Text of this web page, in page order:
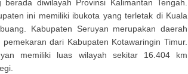
berada diwilayah Provinsi Kalimantan Tengah.
ini memiliki ibukota yang terletak di Kuala
Kabupaten Seruyan merupakan daerah
pemekaran dari Kabupaten Kotawaringin Timur.
memiliki luas wilayah sekitar 16.404 km